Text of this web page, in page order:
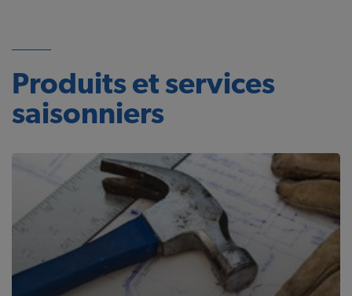
Produits et services
saisonniers